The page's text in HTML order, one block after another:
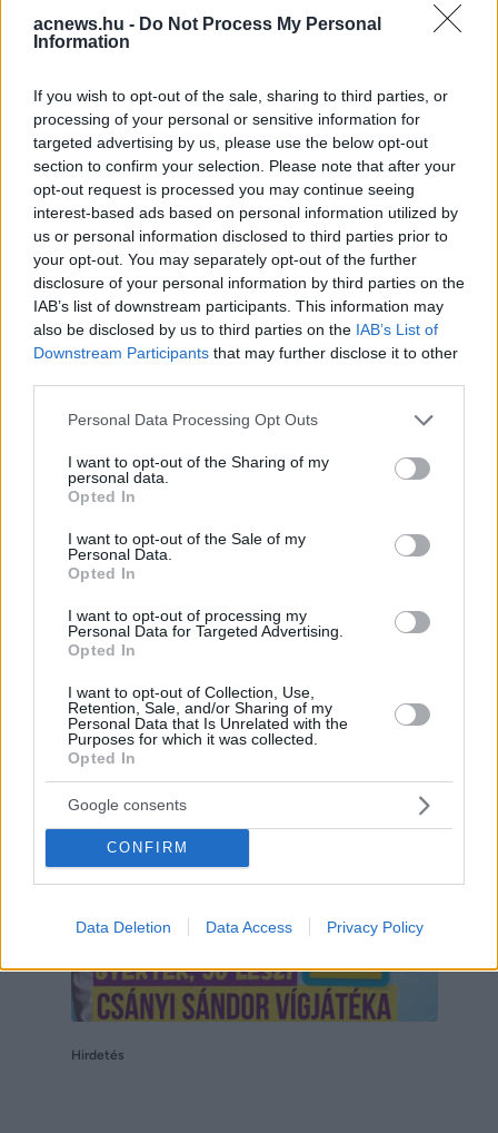
acnews.hu - Do Not Process My Personal
Information
If you wish to opt-out of the sale, sharing to third parties, or
processing of your personal or sensitive information for
targeted advertising by us, please use the below opt-out
section to confirm your selection. Please note that after your
opt-out request is processed you may continue seeing
interest-based ads based on personal information utilized by
us or personal information disclosed to third parties prior to
your opt-out. You may separately opt-out of the further
disclosure of your personal information by third parties on the
IAB’s list of downstream participants. This information may
also be disclosed by us to third parties on the IAB’s List of
Downstream Participants that may further disclose it to other
Please note that this website/app uses one or more Google
not limited to your visit or usage behaviour. You may click to
grant or deny consent to Google and its third-party tags to
use your data for below specified purposes in below Google
consent section.
Personal Data Processing Opt Outs
I want to opt-out of the Sharing of my
personal data.
Opted In
I want to opt-out of the Sale of my
Personal Data.
Opted In
I want to opt-out of processing my
Personal Data for Targeted Advertising.
Opted In
I want to opt-out of Collection, Use,
Retention, Sale, and/or Sharing of my
Personal Data that Is Unrelated with the
Purposes for which it was collected.
Opted In
Google consents
CONFIRM
Data Deletion Data Access Privacy Policy
Hirdetés
Hirdetés
Hirdetés